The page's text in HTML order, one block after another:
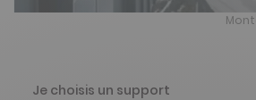
Je choisis un support